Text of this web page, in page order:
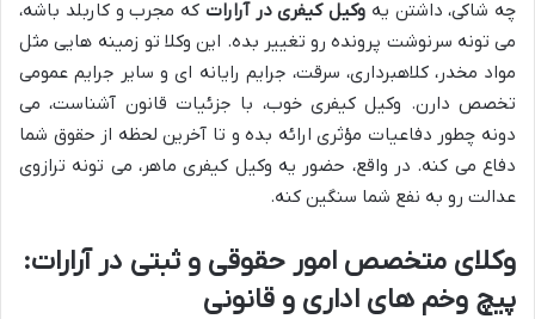
چه شاکی، داشتن یه وکیل کیفری در آرارات که مجرب و کاربلد باشه،
می تونه سرنوشت پرونده رو تغییر بده. این وکلا تو زمینه هایی مثل
مواد مخدر، کلاهبرداری، سرقت، جرایم رایانه ای و سایر جرایم عمومی
تخصص دارن. وکیل کیفری خوب، با جزئیات قانون آشناست، می
دونه چطور دفاعیات مؤثری ارائه بده و تا آخرین لحظه از حقوق شما
دفاع می کنه. در واقع، حضور یه وکیل کیفری ماهر، می تونه ترازوی
عدالت رو به نفع شما سنگین کنه.
وکلای متخصص امور حقوقی و ثبتی در آرارات:
پیچ وخم های اداری و قانونی